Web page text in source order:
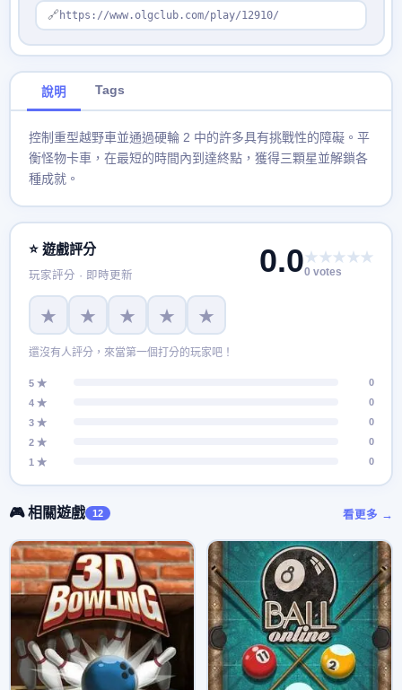
🔗 https://www.olgclub.com/play/12910/
說明 Tags
控制重型越野車並通過硬輪 2 中的許多具有挑戰性的障礙。平
衡怪物卡車，在最短的時間內到達終點，獲得三顆星並解鎖各
種成就。
⭐ 遊戲評分
玩家評分 · 即時更新 0.0★★★★★
0 votes
★ ★ ★ ★ ★
還沒有人評分，來當第一個打分的玩家吧！
5 ★
0
4 ★
0
3 ★
0
2 ★
0
1 ★
0
🎮 相關遊戲 12 看更多 →